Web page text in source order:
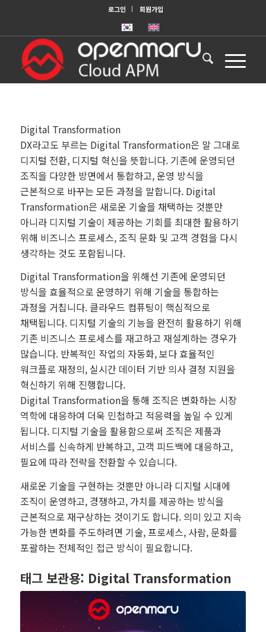
로그인 회원가입
Digital Transformation
DX라고도 부르는 Digital Transformation은 말 그대로
디지털 전환, 디지털 혁신을 뜻합니다. 기존에 운영되던
조직을 다양한 방면에서 통합하고, 운영 방식을
근본적으로 바꾸는 모든 과정을 말합니다. Digital
Transformation은 새로운 기술을 채택하는 것뿐만
아니라 디지털 기술이 제공하는 기회를 최대한 활용하기
위해 비즈니스 프로세스, 조직 문화 및 고객 경험을 다시
생각하는 것도 포함됩니다.
Digital Transformation을 위해선 기존에 운영되던
방식을 효율적으로 운영하기 위해 기술을 통합하는
과정을 거칩니다. 클라우드 컴퓨팅이 핵심적으로
채택됩니다. 디지털 기술의 기능을 완전히 활용하기 위해
기존 비즈니스 프로세스를 재고하고 재설계하는 경우가
많습니다. 반복적인 작업의 자동화, 보다 효율적인
워크플로 재정의, 실시간 데이터 기반 의사 결정 지원을
혁신하기 위해 진행합니다.
Digital Transformation을 통해 조직은 변화하는 시장
역학에 대응하여 더욱 민첩하고 적응력을 높일 수 있게
됩니다. 디지털 기술을 활용함으로써 조직은 제품과
서비스를 신속하게 반복하고, 고객 피드백에 대응하고,
필요에 따라 전략을 전환할 수 있습니다.
새로운 기술을 구현하는 것뿐만 아니라 디지털 시대에
조직이 운영하고, 경쟁하고, 가치를 제공하는 방식을
근본적으로 재구상하는 것이기도 합니다. 의미 있고 지속
가능한 변화를 주도하려면 기술, 프로세스, 사람, 문화를
포괄하는 전체적인 접근 방식이 필요합니다.
태그 보관용: Digital Transformation